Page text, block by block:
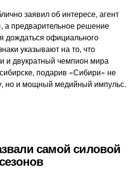
заявил об интересе, агент
а предварительное решение
дождаться официального
указывают на то, что
и двукратный чемпион мира
подарив «Сибири» не
но и мощный медийный импульс.
самой силовой